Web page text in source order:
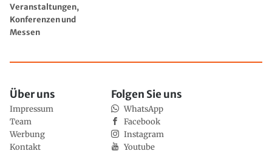
Veranstaltungen,
Konferenzen und
Messen
Über uns
Impressum
Team
Werbung
Kontakt
Folgen Sie uns
WhatsApp
Facebook
Instagram
Youtube